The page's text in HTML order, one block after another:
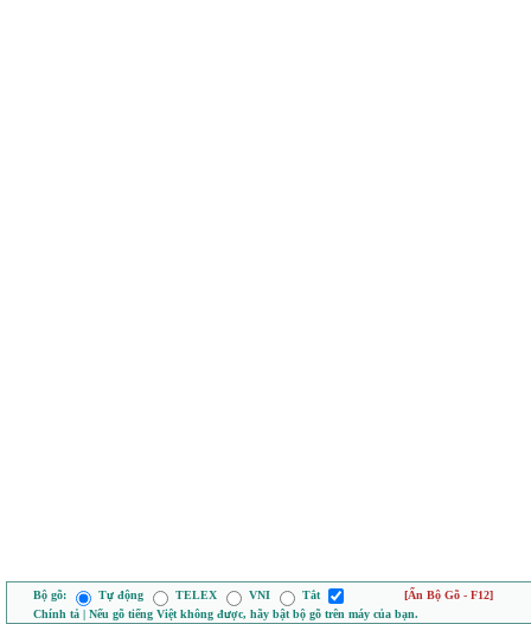
Bộ gõ: Tự động TELEX VNI Tắt
[Ẩn Bộ Gõ - F12]
Chính tả | Nếu gõ tiếng Việt không được, hãy bật bộ gõ trên máy của bạn.